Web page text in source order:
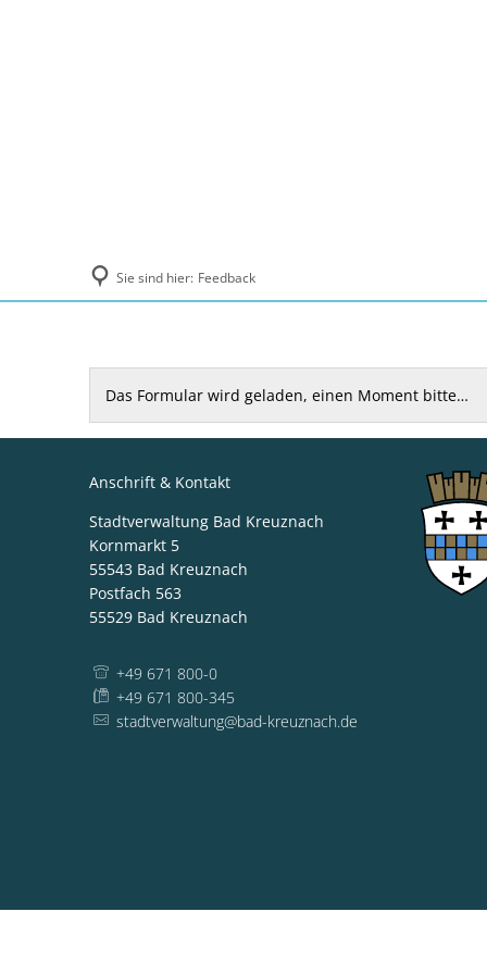
Sie sind hier: Feedback
FeedbackDas Formular wird geladen, einen Moment bitte…
Anschrift & Kontakt
Stadtverwaltung Bad Kreuznach
Kornmarkt 5
55543 Bad Kreuznach
Postfach 563
55529 Bad Kreuznach
+49 671 800-0
+49 671 800-345
stadtverwaltung@bad-kreuznach.de